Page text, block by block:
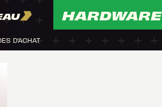
HARDWARE
D'ACHAT